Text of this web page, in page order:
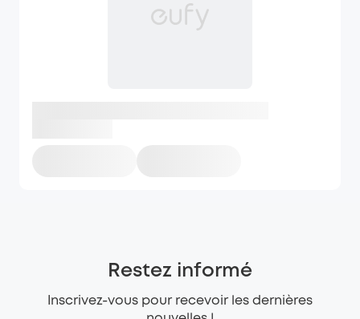
Restez informé
Inscrivez-vous pour recevoir les dernières